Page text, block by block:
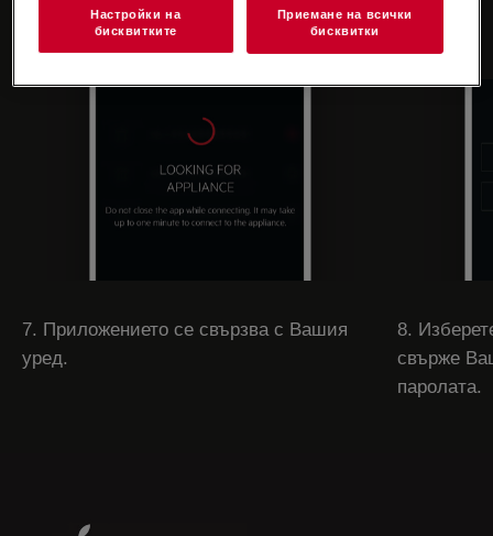
за настройка на WiFi свързаност.
7. Приложението се свързва с Вашия
уред.
8.
свърже
паролата.
Настройки на
бисквитките
Приемане на всички
бисквитки